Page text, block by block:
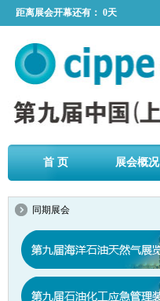
距离展会开幕还有： 0天
首 页 展会概况
同期展会